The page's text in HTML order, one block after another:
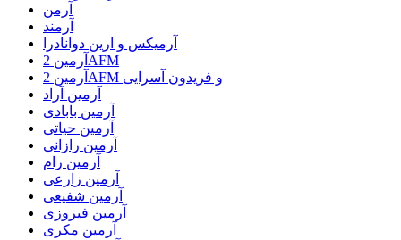
آرمن
آرمند
آرمیکس و ارین دوانادرا
آرمین 2AFM
آرمین 2AFM و فریدون آسرایی
آرمین آراد
آرمین بابادی
آرمین حیاتی
آرمین رازانی
آرمین رام
آرمین زارعی
آرمین شفیعی
آرمین فیروزی
آرمین مکری